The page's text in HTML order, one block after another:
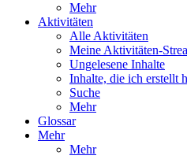
Mehr
Aktivitäten
Alle Aktivitäten
Meine Aktivitäten-
Ungelesene Inhalte
Inhalte, die ich erstellt
Suche
Mehr
Glossar
Mehr
Mehr